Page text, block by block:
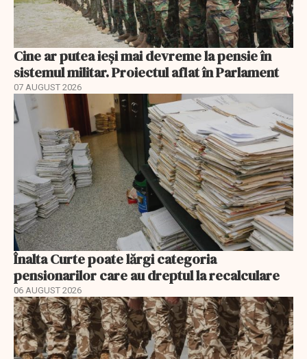
Cine ar putea ieși mai devreme la pensie în
sistemul militar. Proiectul aflat în Parlament
07 AUGUST 2026
Înalta Curte poate lărgi categoria
pensionarilor care au dreptul la recalculare
06 AUGUST 2026